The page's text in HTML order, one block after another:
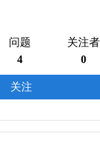
问题
4
关注者
0
关注